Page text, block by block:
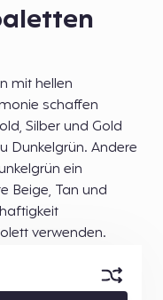
mit hellen
schaffen
Silber und Gold
Dunkelgrün. Andere
ein
Beige, Tan und
verwenden.